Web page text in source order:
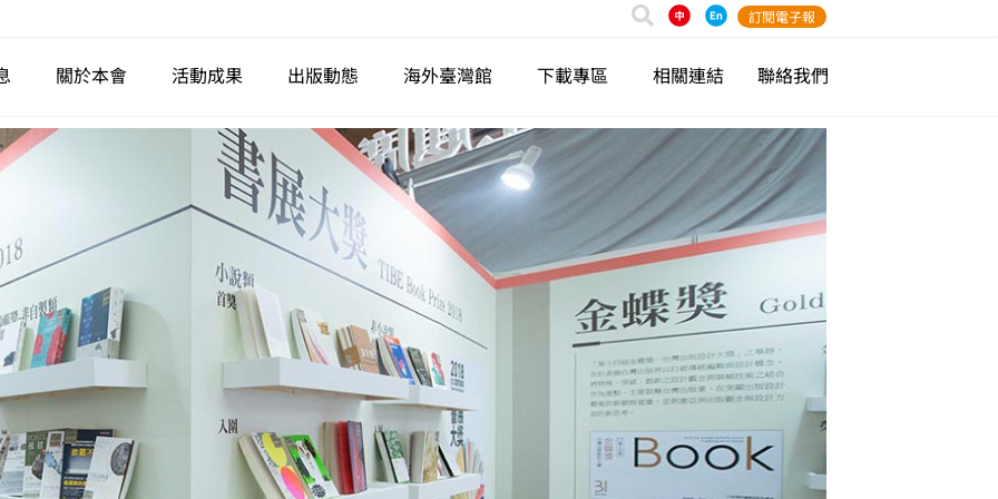
訂閱電子報
關於本會 活動成果 出版動態 海外臺灣館 下載專區 相關連結 聯絡我們